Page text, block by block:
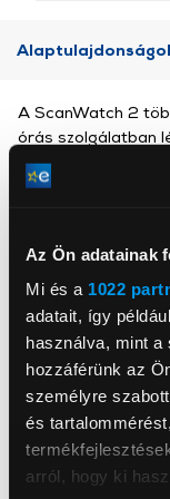
Az Ön adatainak
Mi és a 1022
adatait, így
használva, mint a
hozzáférünk az
személyre
és
arról, hogy ki
Withings
A ScanWatch 2
órás szolgálatban
generáció új és
TempTech24/7
pitvarfibrilláció-
oxigénszintjét.
segíthetnek az
erőfeszítés nélkül.
aktivitáskövetés,
akkumulátor-